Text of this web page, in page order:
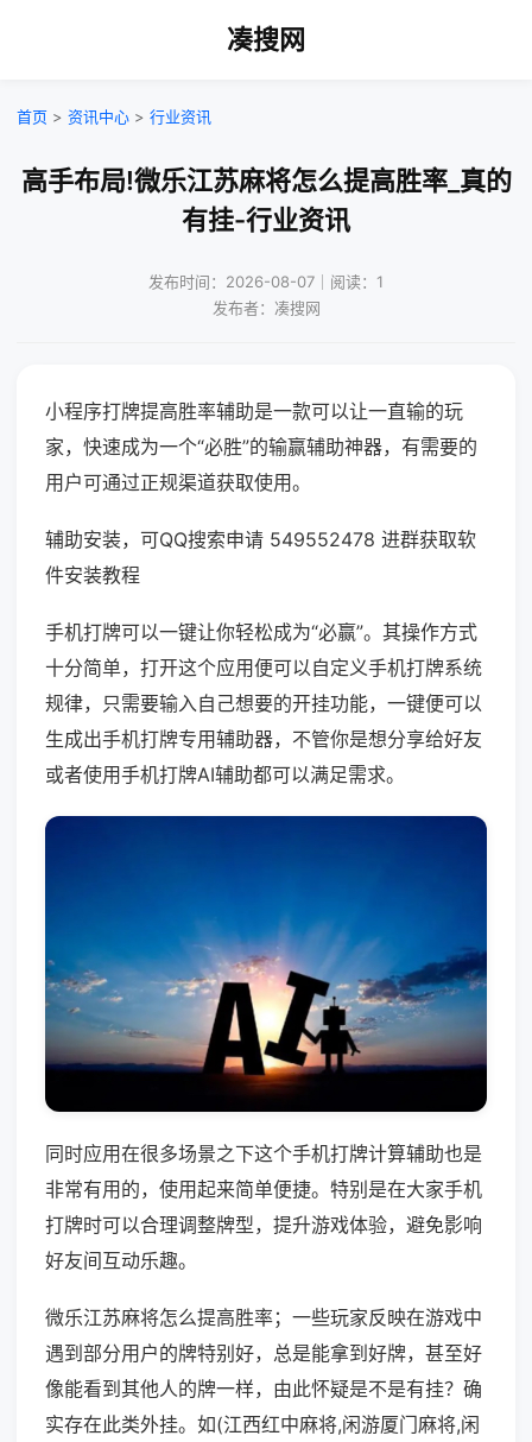
凑搜网
首页 > 资讯中心 > 行业资讯
高手布局!微乐江苏麻将怎么提高胜率_真的
有挂-行业资讯
发布时间：2026-08-07｜阅读：1
发布者：凑搜网
小程序打牌提高胜率辅助是一款可以让一直输的玩
家，快速成为一个“必胜”的输赢辅助神器，有需要的
用户可通过正规渠道获取使用。
辅助安装，可QQ搜索申请 549552478 进群获取软
件安装教程
手机打牌可以一键让你轻松成为“必赢”。其操作方式
十分简单，打开这个应用便可以自定义手机打牌系统
规律，只需要输入自己想要的开挂功能，一键便可以
生成出手机打牌专用辅助器，不管你是想分享给好友
或者使用手机打牌AI辅助都可以满足需求。
同时应用在很多场景之下这个手机打牌计算辅助也是
非常有用的，使用起来简单便捷。特别是在大家手机
打牌时可以合理调整牌型，提升游戏体验，避免影响
好友间互动乐趣。
微乐江苏麻将怎么提高胜率；一些玩家反映在游戏中
遇到部分用户的牌特别好，总是能拿到好牌，甚至好
像能看到其他人的牌一样，由此怀疑是不是有挂？确
实存在此类外挂。如(江西红中麻将,闲游厦门麻将,闲